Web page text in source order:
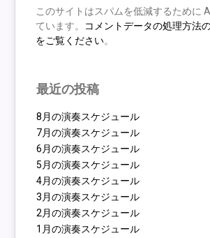
このサイトはスパムを低減するために
ています。 コメントデータの処理方法
をご覧ください。
最近の投稿
8月の演奏スケジュール
7月の演奏スケジュール
6月の演奏スケジュール
5月の演奏スケジュール
4月の演奏スケジュール
3月の演奏スケジュール
2月の演奏スケジュール
1月の演奏スケジュール